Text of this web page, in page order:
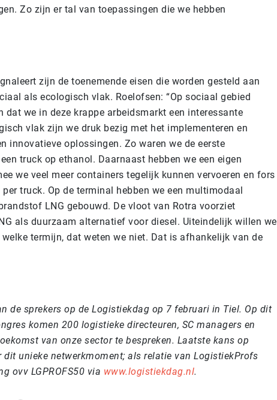
Zo zijn er tal van toepassingen die we hebben
zijn de toenemende eisen die worden gesteld aan
als ecologisch vlak. Roelofsen: “Op sociaal gebied
dat we in deze krappe arbeidsmarkt een interessante
vlak zijn we druk bezig met het implementeren en
innovatieve oplossingen. Zo waren we de eerste
truck op ethanol. Daarnaast hebben we een eigen
we veel meer containers tegelijk kunnen vervoeren en fors
truck. Op de terminal hebben we een multimodaal
LNG gebouwd. De vloot van Rotra voorziet
als duurzaam alternatief voor diesel. Uiteindelijk willen we
termijn, dat weten we niet. Dat is afhankelijk van de
de sprekers op de Logistiekdag op 7 februari in Tiel. Op dit
komen 200 logistieke directeuren, SC managers en
van onze sector te bespreken. Laatste kans op
unieke netwerkmoment; als relatie van LogistiekProfs
ovv LGPROFS50 via www.logistiekdag.nl.